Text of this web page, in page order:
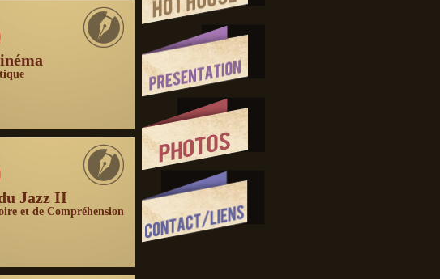
Jazz II
et de Compréhension